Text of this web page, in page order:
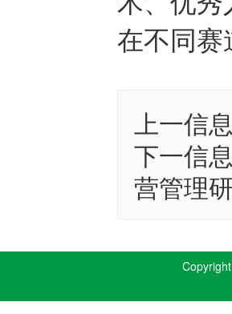
在不同
上一信
下一信
营管理